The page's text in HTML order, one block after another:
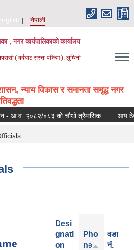
नेपाली
, नगर कार्यपालिकाको कार्यालय
( बर्दघाट सुस्ता पश्चिम ), लुम्बिनी
न्याय विकास र समानता समृद्ध नगर
२०८२/०८३ को चौथो त्रैमासिक आय
Desi
gnati
on
Pho
ne
वडा
नं.